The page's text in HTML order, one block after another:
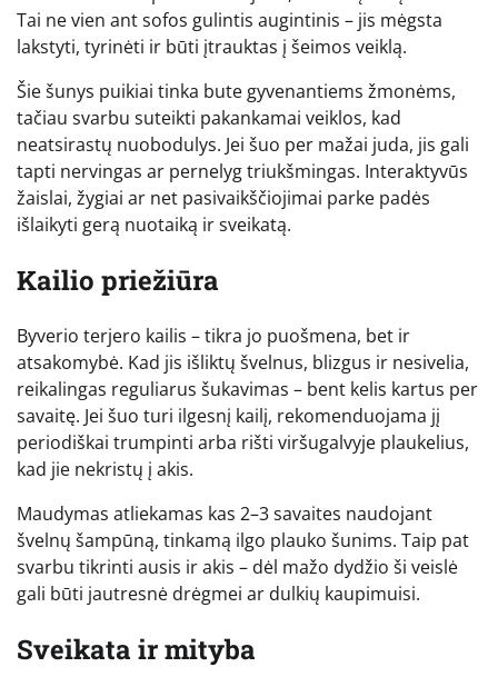
Tai ne vien ant sofos gulintis augintinis – jis mėgsta
lakstyti, tyrinėti ir būti įtrauktas į šeimos veiklą.
Šie šunys puikiai tinka bute gyvenantiems žmonėms,
tačiau svarbu suteikti pakankamai veiklos, kad
neatsirastų nuobodulys. Jei šuo per mažai juda, jis gali
tapti nervingas ar pernelyg triukšmingas. Interaktyvūs
žaislai, žygiai ar net pasivaikščiojimai parke padės
išlaikyti gerą nuotaiką ir sveikatą.
Kailio priežiūra
Byverio terjero kailis – tikra jo puošmena, bet ir
atsakomybė. Kad jis išliktų švelnus, blizgus ir nesivelia,
reikalingas reguliarus šukavimas – bent kelis kartus per
savaitę. Jei šuo turi ilgesnį kailį, rekomenduojama jį
periodiškai trumpinti arba rišti viršugalvyje plaukelius,
kad jie nekristų į akis.
Maudymas atliekamas kas 2–3 savaites naudojant
švelnų šampūną, tinkamą ilgo plauko šunims. Taip pat
svarbu tikrinti ausis ir akis – dėl mažo dydžio ši veislė
gali būti jautresnė drėgmei ar dulkių kaupimuisi.
Sveikata ir mityba